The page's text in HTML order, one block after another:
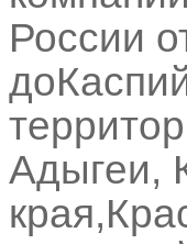
России
Адыгеи,